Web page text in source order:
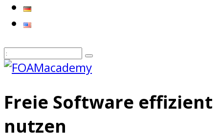
Freie Software effizient
nutzen